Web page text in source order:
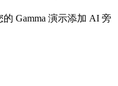
Gamma 演示添加 AI 旁